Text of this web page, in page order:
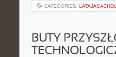
CATEGORIES:
BUTY